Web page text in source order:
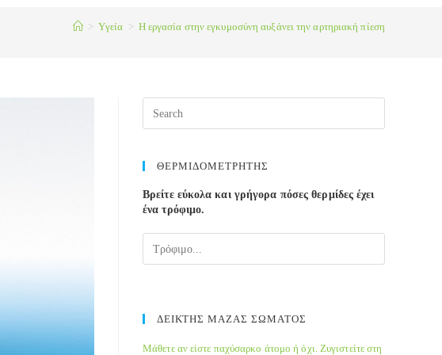
> Yγεία > Η εργασία στην εγκυμοσύνη αυξάνει την αρτηριακή πίεση
ΘΕΡΜΙΔΟΜΕΤΡΗΤΗΣ
Βρείτε εύκολα και γρήγορα πόσες θερμίδες έχει
ένα τρόφιμο.
ΔΕΙΚΤΗΣ ΜΑΖΑΣ ΣΩΜΑΤΟΣ
Μάθετε αν είστε παχύσαρκο άτομο ή όχι. Ζυγιστείτε στη